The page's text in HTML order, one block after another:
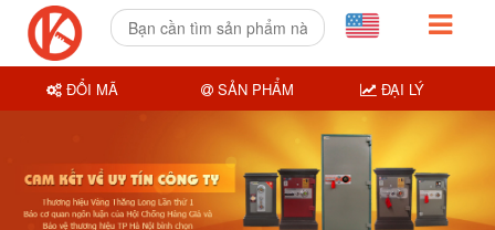
ĐỔI MÃ SẢN PHẨM ĐẠI LÝ